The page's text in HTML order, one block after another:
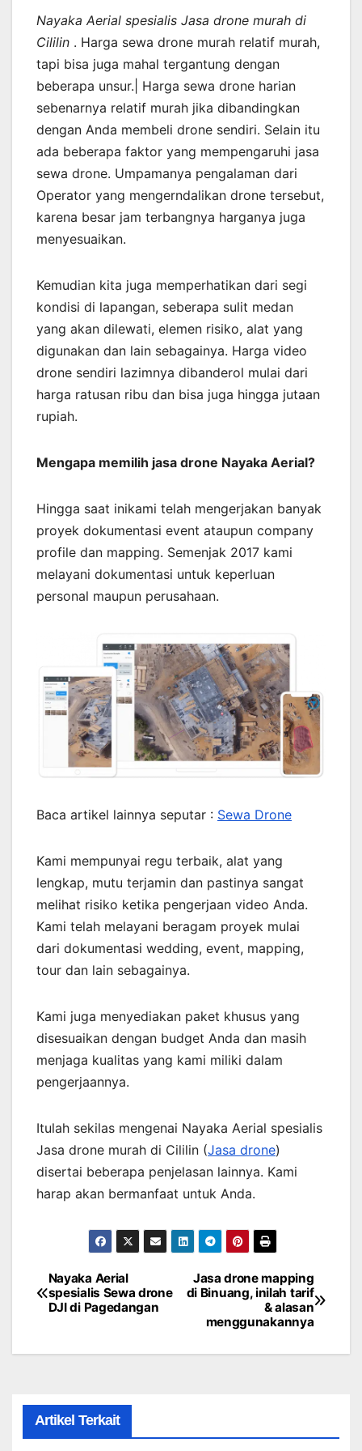
Nayaka Aerial spesialis Jasa drone murah di
Cililin . Harga sewa drone murah relatif murah,
tapi bisa juga mahal tergantung dengan
beberapa unsur.| Harga sewa drone harian
sebenarnya relatif murah jika dibandingkan
dengan Anda membeli drone sendiri. Selain itu
ada beberapa faktor yang mempengaruhi jasa
sewa drone. Umpamanya pengalaman dari
Operator yang mengerndalikan drone tersebut,
karena besar jam terbangnya harganya juga
menyesuaikan.
Kemudian kita juga memperhatikan dari segi
kondisi di lapangan, seberapa sulit medan
yang akan dilewati, elemen risiko, alat yang
digunakan dan lain sebagainya. Harga video
drone sendiri lazimnya dibanderol mulai dari
harga ratusan ribu dan bisa juga hingga jutaan
rupiah.
Mengapa memilih jasa drone Nayaka Aerial?
Hingga saat inikami telah mengerjakan banyak
proyek dokumentasi event ataupun company
profile dan mapping. Semenjak 2017 kami
melayani dokumentasi untuk keperluan
personal maupun perusahaan.
Baca artikel lainnya seputar : Sewa Drone
Kami mempunyai regu terbaik, alat yang
lengkap, mutu terjamin dan pastinya sangat
melihat risiko ketika pengerjaan video Anda.
Kami telah melayani beragam proyek mulai
dari dokumentasi wedding, event, mapping,
tour dan lain sebagainya.
Kami juga menyediakan paket khusus yang
disesuaikan dengan budget Anda dan masih
menjaga kualitas yang kami miliki dalam
pengerjaannya.
Itulah sekilas mengenai Nayaka Aerial spesialis
Jasa drone murah di Cililin (Jasa drone)
disertai beberapa penjelasan lainnya. Kami
harap akan bermanfaat untuk Anda.
Post
navigation
Jasa drone mapping
di Binuang, inilah tarif
& alasan
menggunakannya
Nayaka Aerial
spesialis Sewa drone
DJI di Pagedangan
Artikel Terkait